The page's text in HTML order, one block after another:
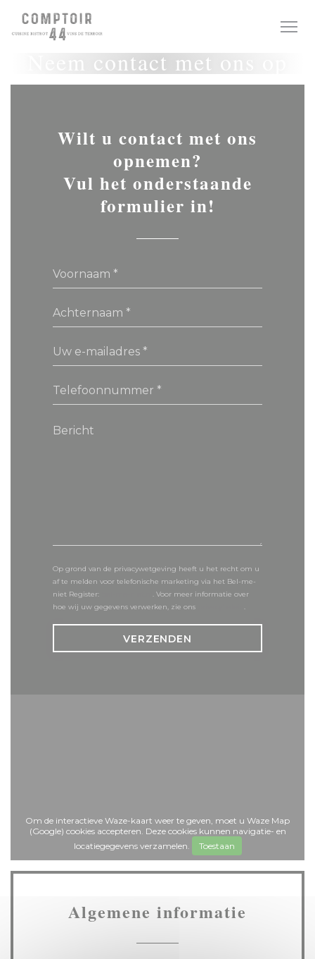
Cookies beheer paneel
Neem contact met ons op
Wilt u contact met ons
opnemen?
Vul het onderstaande
formulier in!
Op grond van de privacywetgeving heeft u het recht om u
af te melden voor telefonische marketing via het Bel-me-
niet Register:
. Voor meer informatie over
hoe wij uw gegevens verwerken, zie ons
.
Om de interactieve Waze-kaart weer te geven, moet u Waze Map
(Google) cookies accepteren. Deze cookies kunnen navigatie- en
locatiegegevens verzamelen.
Toestaan
Algemene informatie